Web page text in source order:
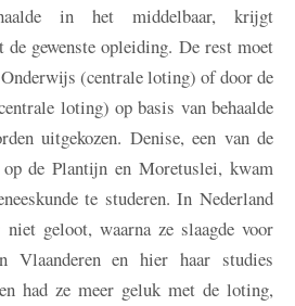
in het middelbaar, krijgt
de gewenste opleiding. De rest moet
(centrale loting) of door de
loting) op basis van behaalde
uitgekozen. Denise, een van de
de Plantijn en Moretuslei, kwam
te studeren. In Nederland
geloot, waarna ze slaagde voor
Vlaanderen en hier haar studies
had ze meer geluk met de loting,